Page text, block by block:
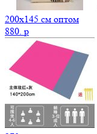
200х145 см оптом
880. p